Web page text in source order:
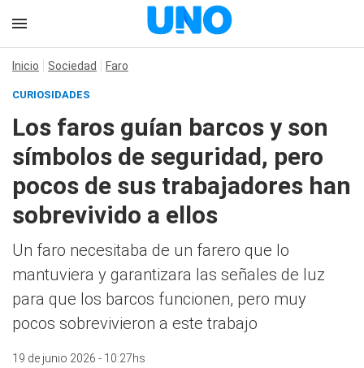
Inicio Sociedad Faro
CURIOSIDADES
Los faros guían barcos y son
símbolos de seguridad, pero
pocos de sus trabajadores han
sobrevivido a ellos
Un faro necesitaba de un farero que lo
mantuviera y garantizara las señales de luz
para que los barcos funcionen, pero muy
pocos sobrevivieron a este trabajo
19 de junio 2026 - 10:27hs